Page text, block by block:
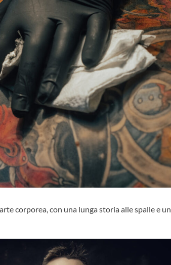
corporea, con una lunga storia alle spalle e un